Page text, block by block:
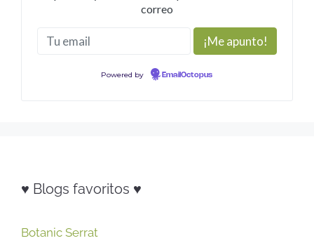
correo
Powered by EmailOctopus
♥ Blogs favoritos ♥
Botanic Serrat